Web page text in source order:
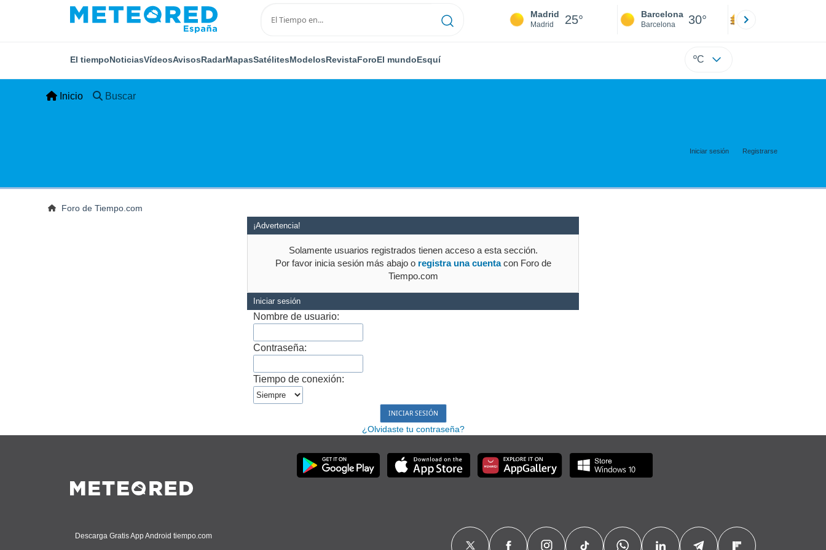
Madrid
Madrid 25° Barcelona
Barcelona 30°
El tiempoNoticiasVídeosAvisosRadarMapasSatélitesModelosRevistaForoEl mundoEsquí ºC
Inicio Buscar
Iniciar sesión Registrarse
Foro de Tiempo.com
¡Advertencia!
Solamente usuarios registrados tienen acceso a esta sección.
Por favor inicia sesión más abajo o registra una cuentacon Foro de
Tiempo.com
Iniciar sesión
Nombre de usuario:
Contraseña:
Tiempo de conexión:
¿Olvidaste tu contraseña?
Descarga Gratis App Android tiempo.com